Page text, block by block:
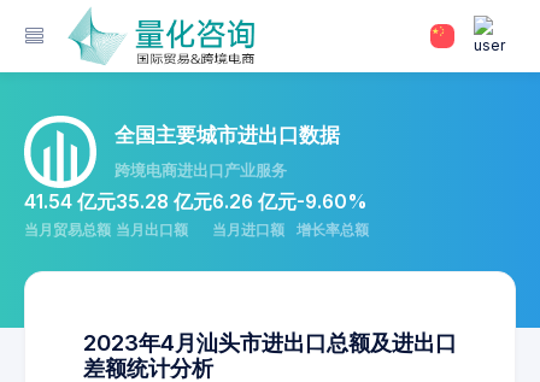
全国主要城市进出口数据
跨境电商进出口产业服务
41.54 亿元
当月贸易总额
35.28 亿元
当月出口额
6.26 亿元
当月进口额
-9.60%
增长率总额
2023年4月汕头市进出口总额及进出口
差额统计分析